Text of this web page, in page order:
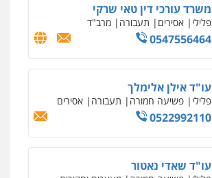
משרד עורכי דין טאי שרקי
פלילי אסירים תעבורה מרב"ד
0547556464
עו"ד אילן אלימלך
פלילי פשיעה חמורה תעבורה אסירים
0522992110
עו"ד שאדי נאטור